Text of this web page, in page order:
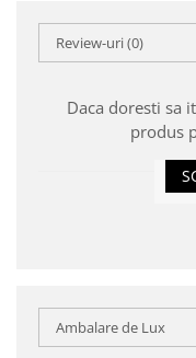
Review-uri(0)
Daca doresti sa
produs
Ambalare de Lux